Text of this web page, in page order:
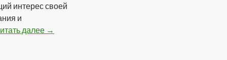
интерес своей
и
далее SKY HIGH — Blow Job (2012)
→